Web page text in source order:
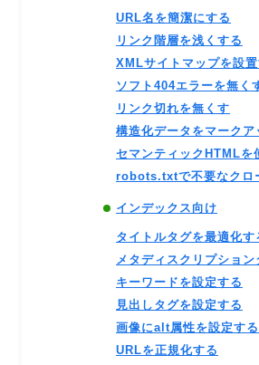
URL名を簡潔にする
リンク階層を浅くする
XMLサイトマップを設置
ソフト404エラーを無く
リンク切れを無くす
構造化データをマークア
セマンティックHTMLを
robots.txtで不要なクロ
インデックス向け
タイトルタグを最適化す
メタディスクリプション
キーワードを設定する
見出しタグを設定する
画像にalt属性を設定する
URLを正規化する